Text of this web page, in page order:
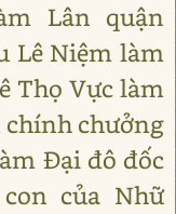
Lân quận
Lê Niệm làm
Thọ Vực làm
chưởng
Đại đô đốc
của Nhữ